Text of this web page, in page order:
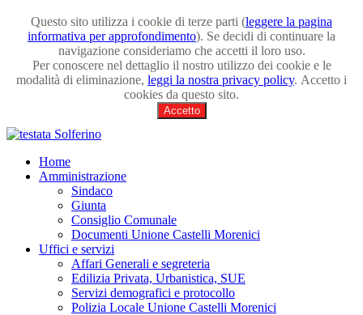
Questo sito utilizza i cookie di terze parti (leggere la pagina
informativa per approfondimento). Se decidi di continuare la
navigazione consideriamo che accetti il loro uso.
Per conoscere nel dettaglio il nostro utilizzo dei cookie e le
modalità di eliminazione, leggi la nostra privacy policy. Accetto i
cookies da questo sito.
Accetto
Home
Amministrazione
Sindaco
Giunta
Consiglio Comunale
Documenti Unione Castelli Morenici
Uffici e servizi
Affari Generali e segreteria
Edilizia Privata, Urbanistica, SUE
Servizi demografici e protocollo
Polizia Locale Unione Castelli Morenici